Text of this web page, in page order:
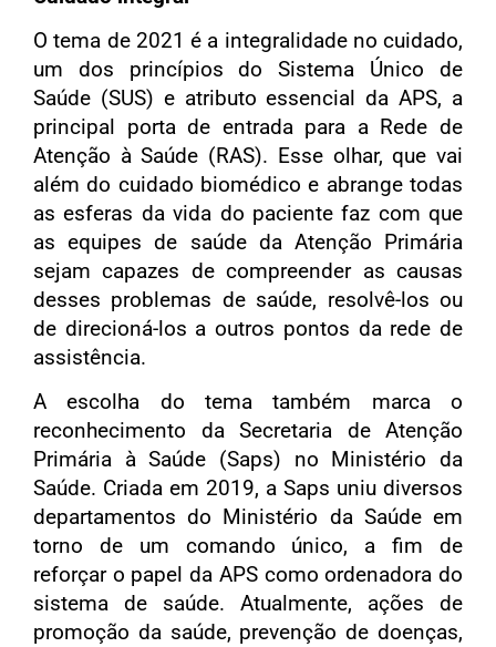
O tema de 2021 é a integralidade no cuidado,
um dos princípios do Sistema Único de
Saúde (SUS) e atributo essencial da APS, a
principal porta de entrada para a Rede de
Atenção à Saúde (RAS). Esse olhar, que vai
além do cuidado biomédico e abrange todas
as esferas da vida do paciente faz com que
as equipes de saúde da Atenção Primária
sejam capazes de compreender as causas
desses problemas de saúde, resolvê-los ou
de direcioná-los a outros pontos da rede de
assistência.
A escolha do tema também marca o
reconhecimento da Secretaria de Atenção
Primária à Saúde (Saps) no Ministério da
Saúde. Criada em 2019, a Saps uniu diversos
departamentos do Ministério da Saúde em
torno de um comando único, a fim de
reforçar o papel da APS como ordenadora do
sistema de saúde. Atualmente, ações de
promoção da saúde, prevenção de doenças,